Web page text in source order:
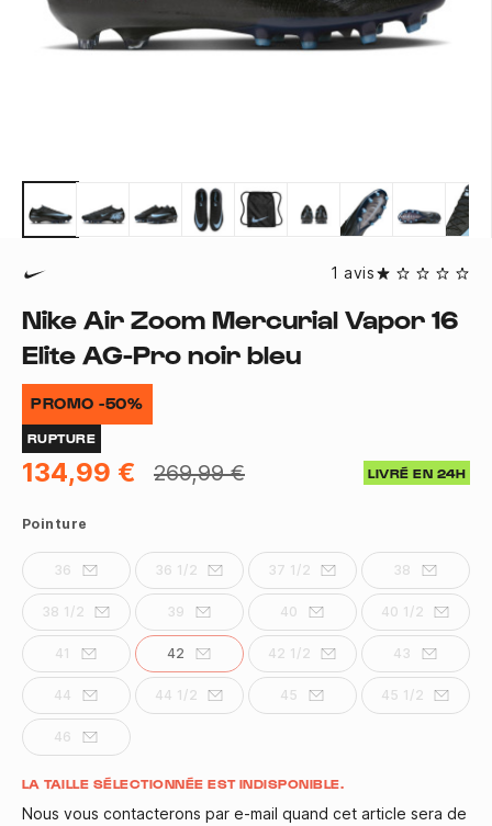
1 avis
Nike Air Zoom Mercurial Vapor 16
Elite AG-Pro noir bleu
PROMO -50%
RUPTURE
134,99 € 269,99 € LIVRÉ EN 24H
Pointure
36 36 1/2 37 1/2 38
38 1/2 39 40 40 1/2
41 42 42 1/2 43
44 44 1/2 45 45 1/2
46
Quantité
LA TAILLE SÉLECTIONNÉE EST INDISPONIBLE.
Nous vous contacterons par e-mail quand cet article sera de